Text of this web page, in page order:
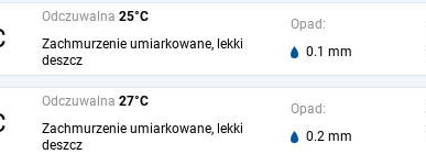
Odczuwalna 25°C
Zachmurzenie umiarkowane, lekki
deszcz
Opad:
0.1 mm
Odczuwalna 27°C
Zachmurzenie umiarkowane, lekki
deszcz
Opad:
0.2 mm